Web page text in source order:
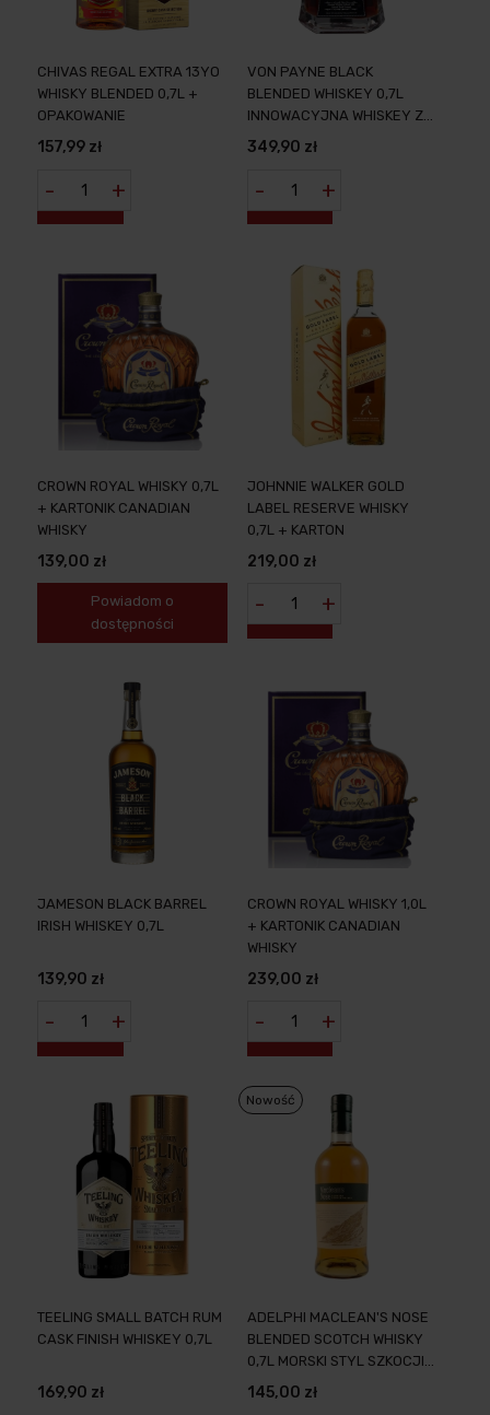
CHIVAS REGAL EXTRA 13YO
WHISKY BLENDED 0,7L +
OPAKOWANIE
157,99 zł
- +
VON PAYNE BLACK
BLENDED WHISKEY 0,7L
INNOWACYJNA WHISKEY Z
USA INFUZOWANA CZARNĄ
349,90 zł
- +
CROWN ROYAL WHISKY 0,7L
+ KARTONIK CANADIAN
WHISKY
139,00 zł
Powiadom o
dostępności
JOHNNIE WALKER GOLD
LABEL RESERVE WHISKY
0,7L + KARTON
219,00 zł
- +
JAMESON BLACK BARREL
IRISH WHISKEY 0,7L
139,90 zł
- +
CROWN ROYAL WHISKY 1,0L
+ KARTONIK CANADIAN
WHISKY
239,00 zł
- +
TEELING SMALL BATCH RUM
CASK FINISH WHISKEY 0,7L
169,90 zł
ADELPHI MACLEAN'S NOSE
BLENDED SCOTCH WHISKY
0,7L MORSKI STYL SZKOCJI
DLA KAŻDEGO
145,00 zł
Nowość